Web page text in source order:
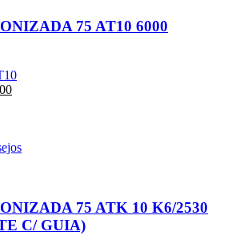
75 AT10 6000
75 ATK 10 K6/2530
C/ GUIA)